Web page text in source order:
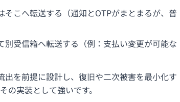
そこへ転送する（通知とOTPがまとまるが、普
別受信箱へ転送する（例：支払い変更が可能な
を前提に設計し、復旧や二次被害を最小化す
の実装として強いです。